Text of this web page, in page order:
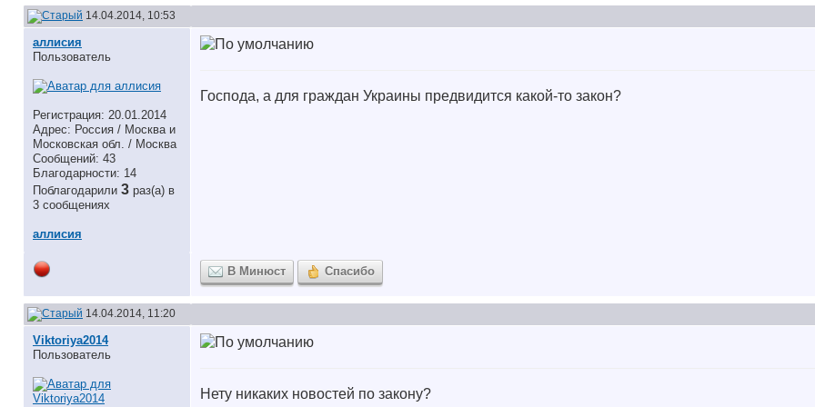
14.04.2014, 10:53
аллисия
Пользователь
Регистрация: 20.01.2014
Адрес: Россия / Москва и
Московская обл. / Москва
Сообщений: 43
Благодарности: 14
Поблагодарили 3 раз(а) в
3 сообщениях
аллисия
Господа, а для граждан Украины предвидится какой-то закон?
В Минюст Спасибо
14.04.2014, 11:20
Viktoriya2014
Пользователь
Нету никаких новостей по закону?